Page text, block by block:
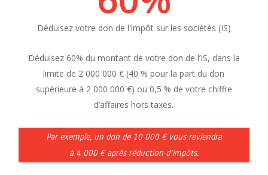
Déduisez votre don de l'impôt sur les sociétés (IS)
Déduisez 60% du montant de votre don de l’IS, dans la
limite de 2 000 000 € (40 % pour la part du don
supérieure à 2 000 000 €) ou 0,5 % de votre chiffre
d’affaires hors taxes.
Par exemple, un don de 10 000 € vous reviendra
à 4 000 € après réduction d’impôts.